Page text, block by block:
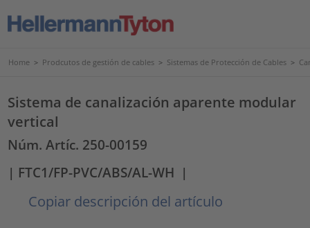
Home > Prodcutos de gestión de cables > Sistemas de Protección de Cables >
Sistema de canalización aparente modular
vertical
Núm. Artíc. 250-00159
| FTC1/FP-PVC/ABS/AL-WH |
Copiar descripción del artículo